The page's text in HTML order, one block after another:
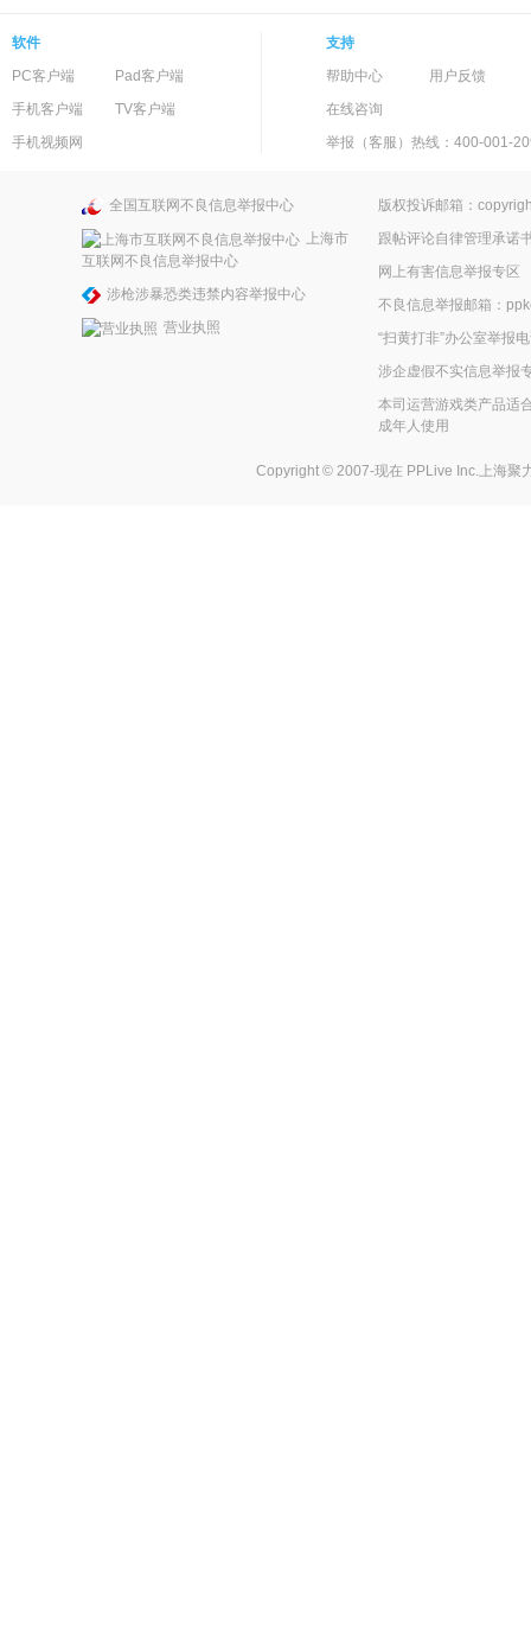
软件
PC客户端
Pad客户端
手机客户端
TV客户端
手机视频网
支持
帮助中心
用户反馈
在线咨询
举报（客服）热线：400-001-
全国互联网不良信息举报中心
上海市
互联网不良信息举报中心
涉枪涉暴恐类违禁内容举报中心
营业执照
版权投诉邮箱：
跟帖评论自律管理承诺
网上有害信息举报专区
不良信息举报邮箱：
“扫黄打非”办公室举报
涉企虚假不实信息举报
本司运营游戏类产品适
成年人使用
Copyright © 2007-现在 PPLive Inc.上海聚